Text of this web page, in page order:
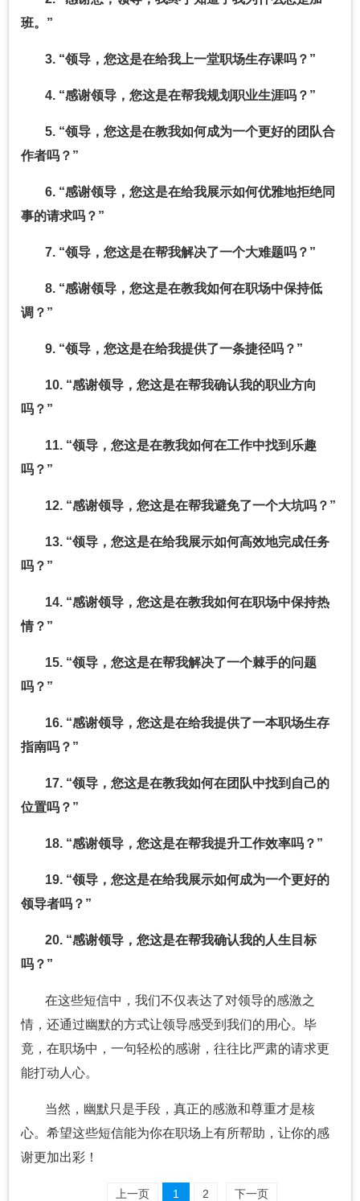
班。”
3. “领导，您这是在给我上一堂职场生存课吗？”
4. “感谢领导，您这是在帮我规划职业生涯吗？”
5. “领导，您这是在教我如何成为一个更好的团队合
作者吗？”
6. “感谢领导，您这是在给我展示如何优雅地拒绝同
事的请求吗？”
7. “领导，您这是在帮我解决了一个大难题吗？”
8. “感谢领导，您这是在教我如何在职场中保持低
调？”
9. “领导，您这是在给我提供了一条捷径吗？”
10. “感谢领导，您这是在帮我确认我的职业方向
吗？”
11. “领导，您这是在教我如何在工作中找到乐趣
吗？”
12. “感谢领导，您这是在帮我避免了一个大坑吗？”
13. “领导，您这是在给我展示如何高效地完成任务
吗？”
14. “感谢领导，您这是在教我如何在职场中保持热
情？”
15. “领导，您这是在帮我解决了一个棘手的问题
吗？”
16. “感谢领导，您这是在给我提供了一本职场生存
指南吗？”
17. “领导，您这是在教我如何在团队中找到自己的
位置吗？”
18. “感谢领导，您这是在帮我提升工作效率吗？”
19. “领导，您这是在给我展示如何成为一个更好的
领导者吗？”
20. “感谢领导，您这是在帮我确认我的人生目标
吗？”
在这些短信中，我们不仅表达了对领导的感激之
情，还通过幽默的方式让领导感受到我们的用心。毕
竟，在职场中，一句轻松的感谢，往往比严肃的请求更
能打动人心。
当然，幽默只是手段，真正的感激和尊重才是核
心。希望这些短信能为你在职场上有所帮助，让你的感
谢更加出彩！
上一页 1 2 下一页